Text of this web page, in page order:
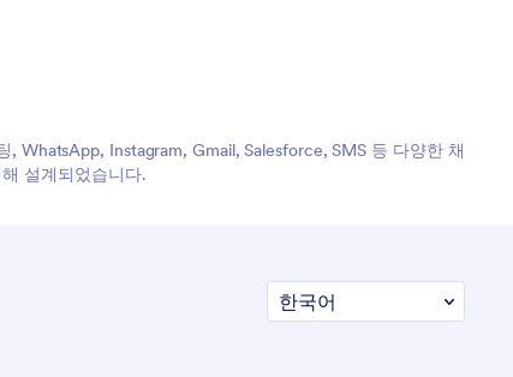
WhatsApp, Instagram, Gmail, Salesforce, SMS 등 다양한 채
설계되었습니다.